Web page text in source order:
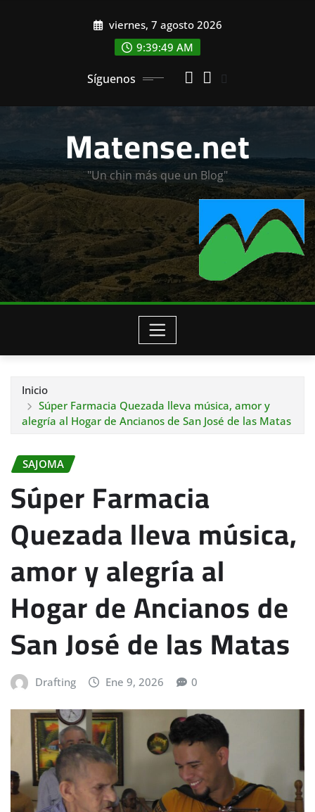
viernes, 7 agosto 2026
9:39:50 AM
Síguenos
Matense.net
"Un chin más que un Blog"
Inicio
Súper Farmacia Quezada lleva música, amor y
alegría al Hogar de Ancianos de San José de las Matas
SAJOMA
Súper Farmacia
Quezada lleva música,
amor y alegría al
Hogar de Ancianos de
San José de las Matas
Drafting Ene 9, 2026 0